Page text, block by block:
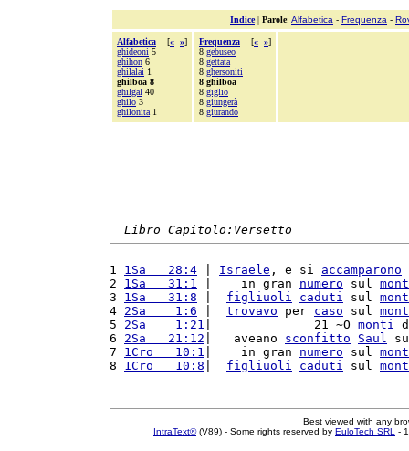
Indice| Parole: Alfabetica - Frequenza -
Alfabetica [« »]
ghideoni 5
ghihon 6
ghilalai 1
ghilboa 8
ghilgal 40
ghilo 3
ghilonita 1
Frequenza [« »]
8 gebuseo
8 gettata
8 ghersoniti
8 ghilboa
8 giglio
8 giungerà
8 giurando
Libro Capitolo:Versetto
1 1Sa   28:4 Israele , e si accamparono
2 1Sa   31:1 |    in gran numero sul
3 1Sa   31:8 figliuoli caduti sul
4 2Sa    1:6 trovavo per caso sul
5 2Sa    1:21 |              21 ~O monti
6 2Sa   21:12 |   aveano sconfitto Saul
7 1Cro   10:1 |    in gran numero sul
8 1Cro   10:8 figliuoli caduti sul
Best viewed with any
IntraText®(V89) - Some rights reserved by EuloTech SRL -